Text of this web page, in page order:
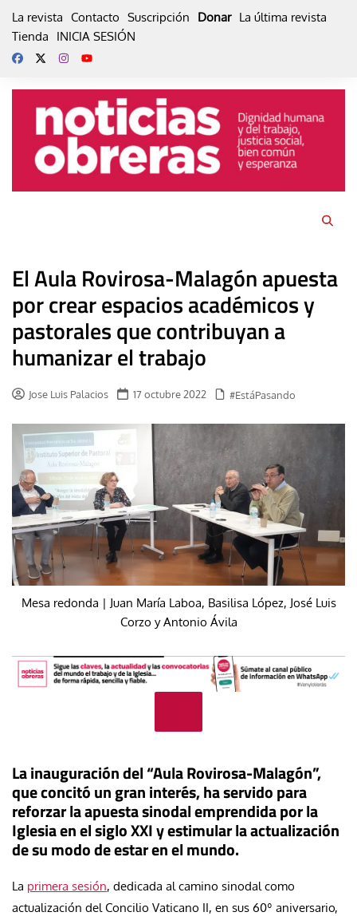
La revista Contacto Suscripción Donar La última revista
Tienda
INICIA SESIÓN
El Aula Rovirosa-Malagón apuesta
por crear espacios académicos y
pastorales que contribuyan a
humanizar el trabajo
Jose Luis Palacios 17 octubre 2022 #EstáPasando
Mesa redonda | Juan María Laboa, Basilisa López, José Luis
Corzo y Antonio Ávila
La inauguración del “Aula Rovirosa-Malagón”,
que concitó un gran interés, ha servido para
reforzar la apuesta sinodal emprendida por la
Iglesia en el siglo XXI y estimular la actualización
de su modo de estar en el mundo.
La primera sesión, dedicada al camino sinodal como
actualización del Concilio Vaticano II, en sus 60º aniversario,